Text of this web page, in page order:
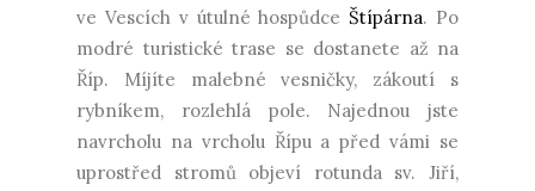
ve Vescích v útulné hospůdceŠtípárna. Po
modré turistické trase se dostanete až na
Říp. Míjíte malebné vesničky, zákoutí s
rybníkem, rozlehlá pole. Najednou jste
navrcholu na vrcholu Řípu a před vámi se
uprostřed stromů objeví rotunda sv. Jiří,